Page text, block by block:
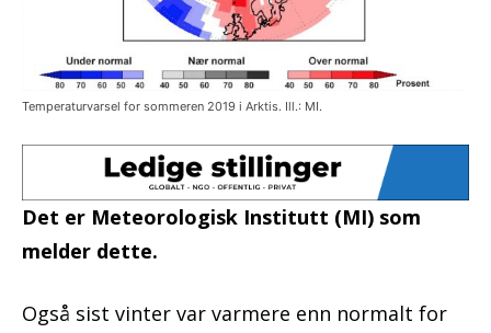
Temperaturvarsel for sommeren 2019 i Arktis. Ill.: MI.
Det er Meteorologisk Institutt (MI) som
melder dette.
Også sist vinter var varmere enn normalt for